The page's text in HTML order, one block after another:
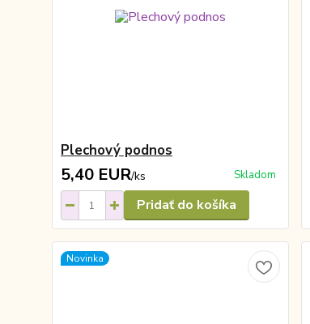
Plechový podnos
5,40 EUR/ks Skladom
Pridať do košíka
Novinka